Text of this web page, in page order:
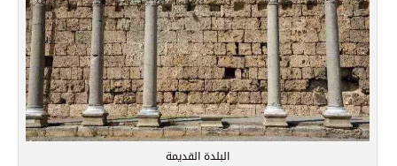
البلدة القديمة